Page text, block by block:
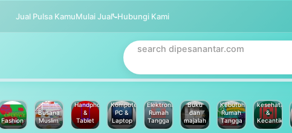
Jual Pulsa KamuMulai Jual Hubungi Kami
Fashion
Busana
Muslim
Handphone
&
Tablet
Komputer
PC &
Laptop
Elektronik
Rumah
Tangga
Buku
dan
majalah
Kebutuhan
Rumah
Tangga
kesehatan
&
Kecantikan